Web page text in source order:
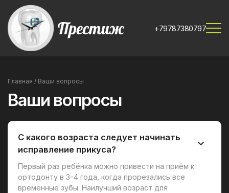
+79787380797
Главная / Ваши вопросы
Ваши вопросы
С какого возраста следует начинать
исправление прикуса?
Первый раз ребёнка можно привести на приём к
ортодонту в 3-4 года, когда прорезались все
временные зубы. Наилучший возраст для